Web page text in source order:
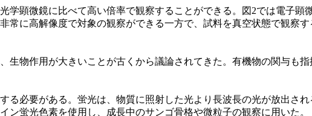
学顕微鏡に比べて高い倍率で観察することができる。図2では電子顕
常に高解像度で対象の観察ができる一方で、試料を真空状態で観察
物作用が大きいことが古くから議論されてきた。有機物の関与も指
る必要がある。蛍光は、物質に照射した光より⻑波⻑の光が放出さ
蛍光⾊素を使⽤し、成⻑中のサンゴ⾻格や微粒⼦の観察に⽤いた。